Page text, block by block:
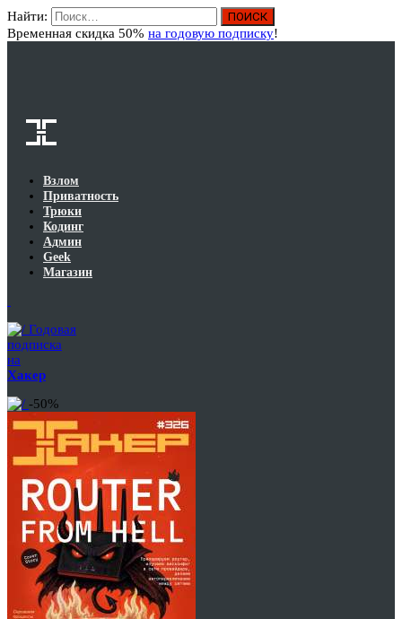
Найти:
Временная скидка 50% на годовую подписку!
Взлом
Приватность
Трюки
Кодинг
Админ
Geek
Магазин
Годовая
подписка
на
Хакер
-50%